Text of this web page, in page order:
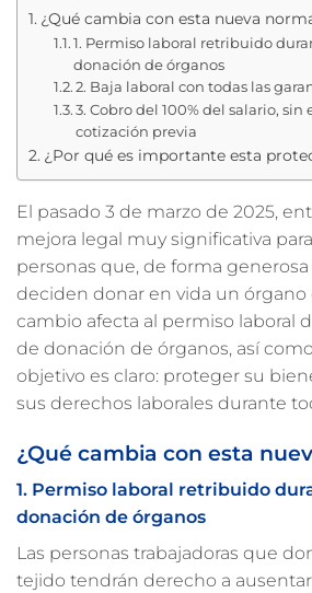
¿Qué cambia con esta nueva
1. Permiso laboral retribuido
donación de órganos
2. Baja laboral con todas las
3. Cobro del 100% del salario,
cotización previa
¿Por qué es importante esta
El pasado 3 de marzo de 2025,
mejora legal muy significativa
personas que, de forma generosa
deciden donar en vida un órgano
cambio afecta al permiso laboral
de donación de órganos, así
objetivo es claro: proteger su
sus derechos laborales durante
¿Qué cambia con esta
1. Permiso laboral retribuido
donación de órganos
Las personas trabajadoras que
tejido tendrán derecho a